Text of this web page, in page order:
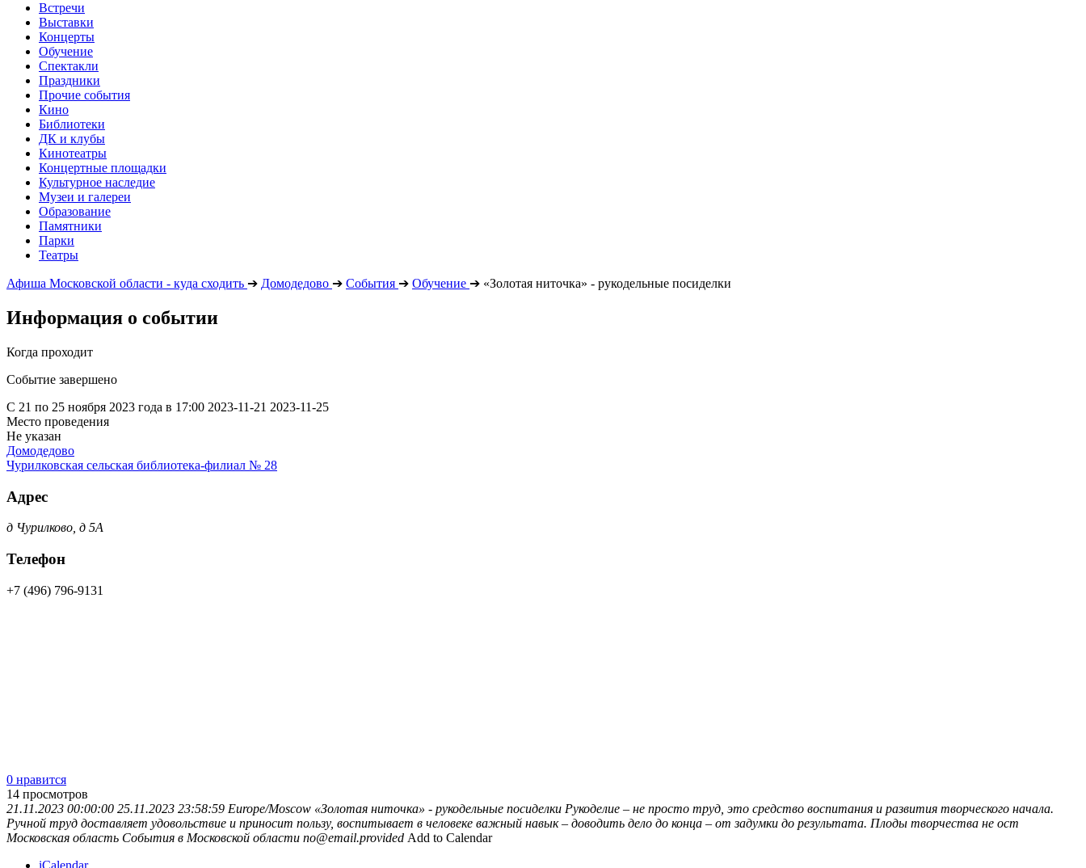
Встречи
Выставки
Концерты
Обучение
Спектакли
Праздники
Прочие события
Кино
Библиотеки
ДК и клубы
Кинотеатры
Концертные площадки
Культурное наследие
Музеи и галереи
Образование
Памятники
Парки
Театры
Афиша Московской области - куда сходить ➔ Домодедово ➔ События ➔ Обучение ➔ «Золотая ниточка» - рукодельные посиделки
Информация о событии
Когда проходит
Событие завершено
С 21 по 25 ноября 2023 года в 17:00 2023-11-21 2023-11-25
Место проведения
Не указан
Домодедово
Чурилковская сельская библиотека-филиал № 28
Адрес
д Чурилково, д 5А
Телефон
+7 (496) 796-9131
0 нравится
14 просмотров
21.11.2023 00:00:00 25.11.2023 23:58:59 Europe/Moscow «Золотая ниточка» - рукодельные посиделки Рукоделие – не просто труд, это средство воспитания и развития творческого начала.
Ручной труд доставляет удовольствие и приносит пользу, воспитывает в человеке важный навык – доводить дело до конца – от задумки до результата. Плоды творчества не ост
Московская область События в Московской области no@email.provided Add to Calendar
iCalendar